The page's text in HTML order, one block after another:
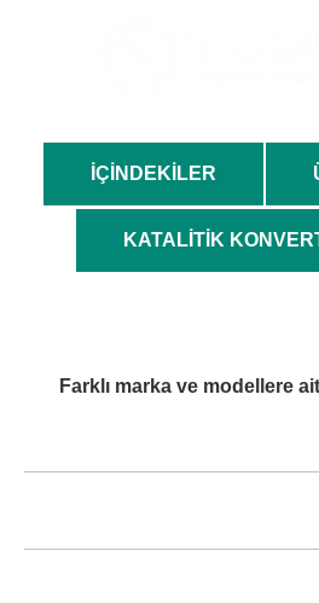
İÇİNDEKİLER
KATALİTİK
Farklı marka ve modellere